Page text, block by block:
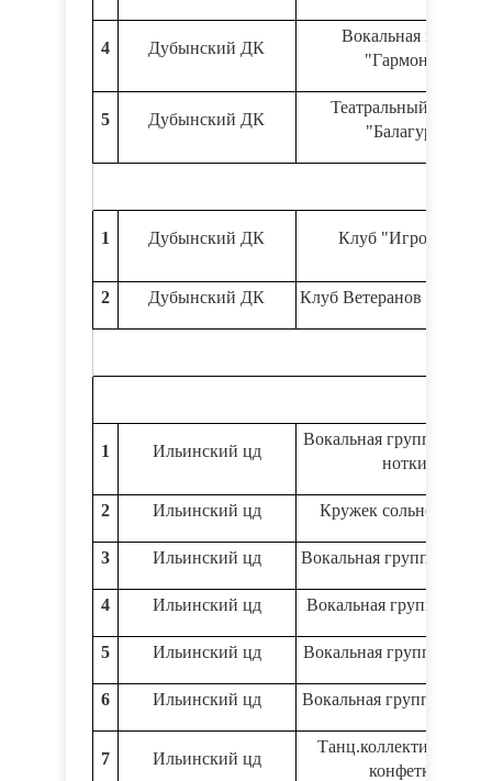
4 Дубынский ДК
Вокальная группа
"Гармония"
5 Дубынский ДК
Театральный кружок
"Балагуры"
1 Дубынский ДК Клуб "Игромания"
2 Дубынский ДК Клуб Ветеранов
1 Ильинский цд
Вокальная группа
нотки»
2 Ильинский цд Кружек сольного
3 Ильинский цд Вокальная группа «
4 Ильинский цд Вокальная группа
5 Ильинский цд Вокальная группа
6 Ильинский цд Вокальная группа
7 Ильинский цд
Танц.коллектив
конфетки»